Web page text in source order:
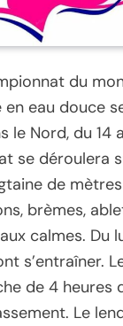
du
eau douce
le Nord, du 14
se déroulera
de
brèmes,
calmes. Du
s’entraîner.
de 4 heures
Le